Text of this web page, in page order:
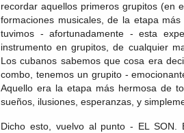
recordar aquellos primeros grupitos (en
formaciones musicales, de la etapa
tuvimos - afortunadamente - esta
instrumento en grupitos, de cualquier
Los cubanos sabemos que cosa era
combo, tenemos un grupito -
Aquello era la etapa más hermosa de
sueños, ilusiones, esperanzas, y
Dicho esto, vuelvo al punto - EL SON.